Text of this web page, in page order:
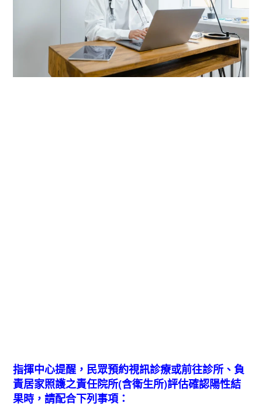
指揮中心提醒，民眾預約視訊診療或前往診所、負
責居家照護之責任院所(含衛生所)評估確認陽性結
果時，請配合下列事項：